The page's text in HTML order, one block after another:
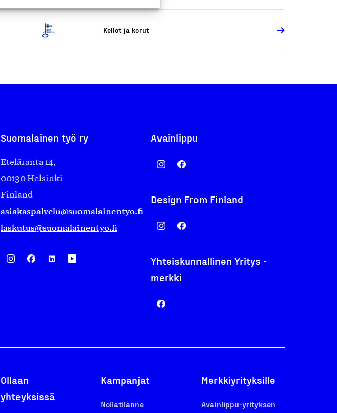
Kellot ja korut
Suomalainen työ ry
Eteläranta 14,
00130 Helsinki
Finland
asiakaspalvelu@suomalainentyo.fi
laskutus@suomalainentyo.fi
Avainlippu
Design From Finland
Yhteiskunnallinen Yritys -
merkki
Ollaan
yhteyksissä
Kampanjat
Nollatilanne
Merkkiyrityksille
Avainlippu-yrityksen